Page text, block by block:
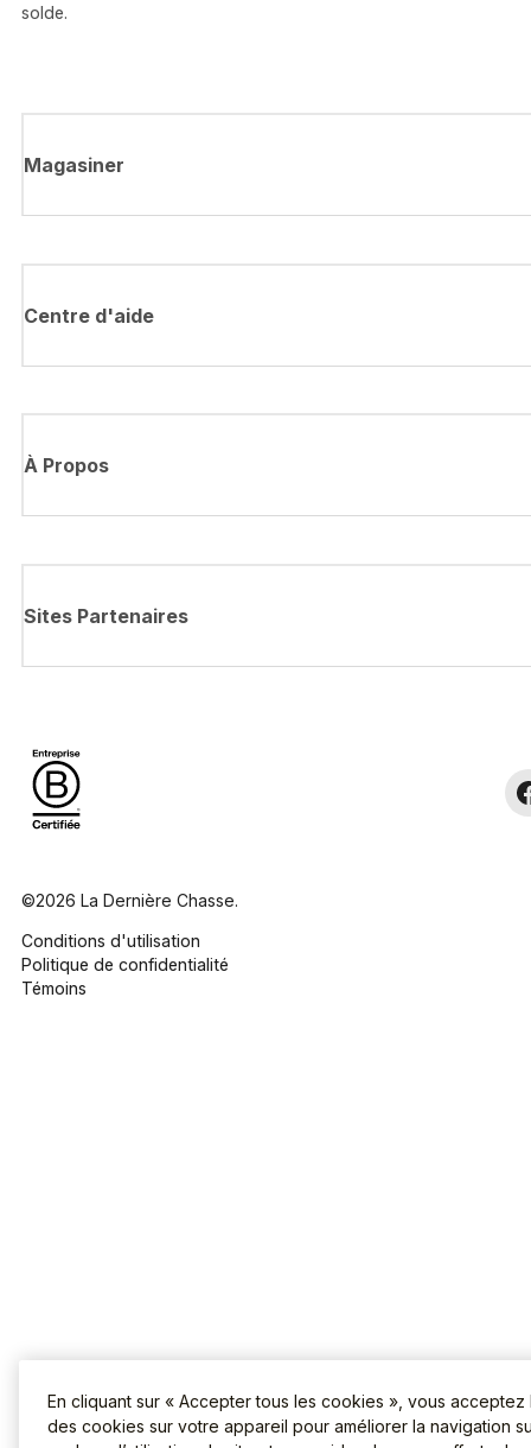
solde.
Magasiner
Centre d'aide
À Propos
Sites Partenaires
©2026 La Dernière Chasse.
Conditions d'utilisation
Politique de confidentialité
Témoins
En cliquant sur « Accepter tous les cookies », vous
des cookies sur votre appareil pour améliorer la navigation